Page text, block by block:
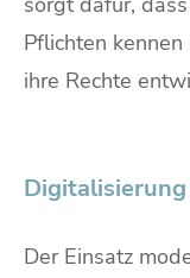
Pflichten
ihre Rechte
Der Einsatz